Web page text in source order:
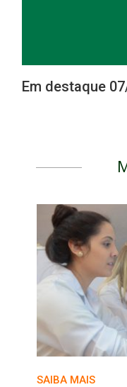
Em destaque
SAIBA MAIS